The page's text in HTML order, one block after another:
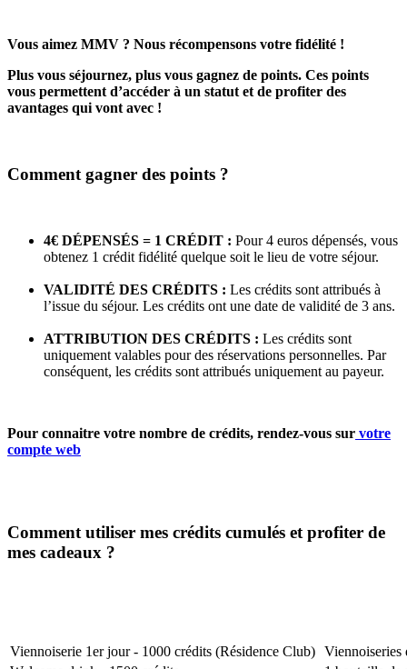
Vous aimez MMV ? Nous récompensons votre fidélité !​
Plus vous séjournez, plus vous gagnez de points. Ces points
vous permettent d’accéder à un statut et de profiter des
avantages qui vont avec !
Comment gagner des points ?
4€ DÉPENSÉS = 1 CRÉDIT : Pour 4 euros dépensés, vous
obtenez 1 crédit fidélité quelque soit le lieu de votre séjour.
VALIDITÉ DES CRÉDITS : Les crédits sont attribués à
l’issue du séjour. Les crédits ont une date de validité de 3 ans.
ATTRIBUTION DES CRÉDITS : Les crédits sont
uniquement valables pour des réservations personnelles. Par
conséquent, les crédits sont attribués uniquement au payeur.
Pour connaitre votre nombre de crédits, rendez-vous sur votre
compte web
Comment utiliser mes crédits cumulés et profiter de
mes cadeaux ?
Viennoiserie 1er jour - 1000 crédits (Résidence Club) Viennoiseries